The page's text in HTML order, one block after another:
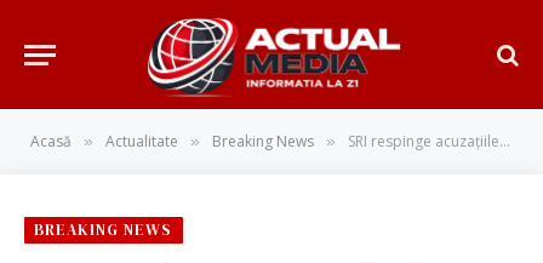
Acasă » Actualitate » Breaking News » SRI respinge acuzațiile la adresa unor ofițeri. Bejinariu: „Sunt rezultatul conflictului dintre grupuri de interese” externe
BREAKING NEWS